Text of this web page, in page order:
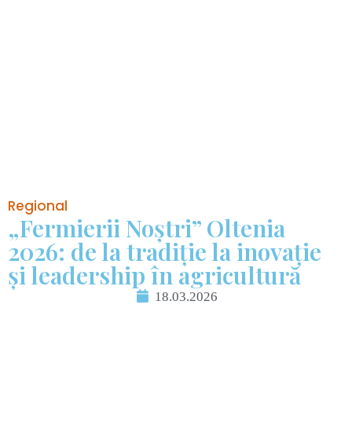
Regional
„Fermierii Noștri” Oltenia
2026: de la tradiție la inovație
și leadership în agricultură
18.03.2026